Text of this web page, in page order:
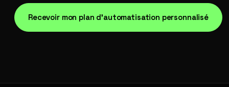
Recevoir mon plan d'automatisation personnalisé